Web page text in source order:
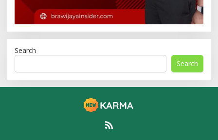
Search
Search